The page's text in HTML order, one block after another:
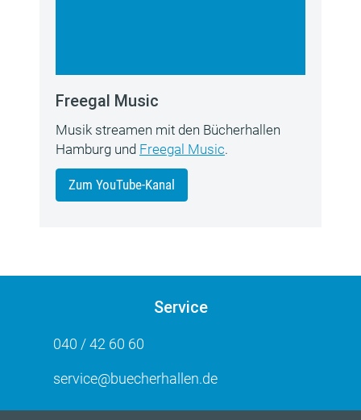
Freegal Music
Musik streamen mit den Bücherhallen
Hamburg und Freegal Music.
Zum YouTube-Kanal
Service
040 / 42 60 60
service@buecherhallen.de